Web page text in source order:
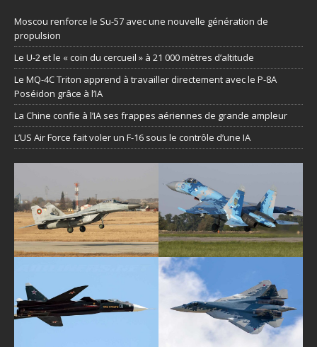
Moscou renforce le Su-57 avec une nouvelle génération de
propulsion
Le U-2 et le « coin du cercueil » à 21 000 mètres d’altitude
Le MQ-4C Triton apprend à travailler directement avec le P-8A
Poséidon grâce à l’IA
La Chine confie à l’IA ses frappes aériennes de grande ampleur
L’US Air Force fait voler un F-16 sous le contrôle d’une IA